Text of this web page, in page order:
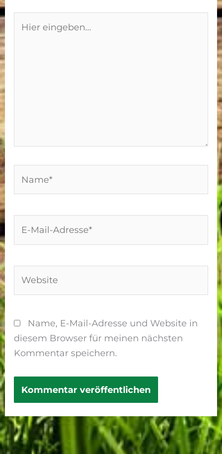
eingeben…
Mail-
Name, E-Mail-Adresse und Website in
diesem Browser für meinen nächsten
Kommentar speichern.